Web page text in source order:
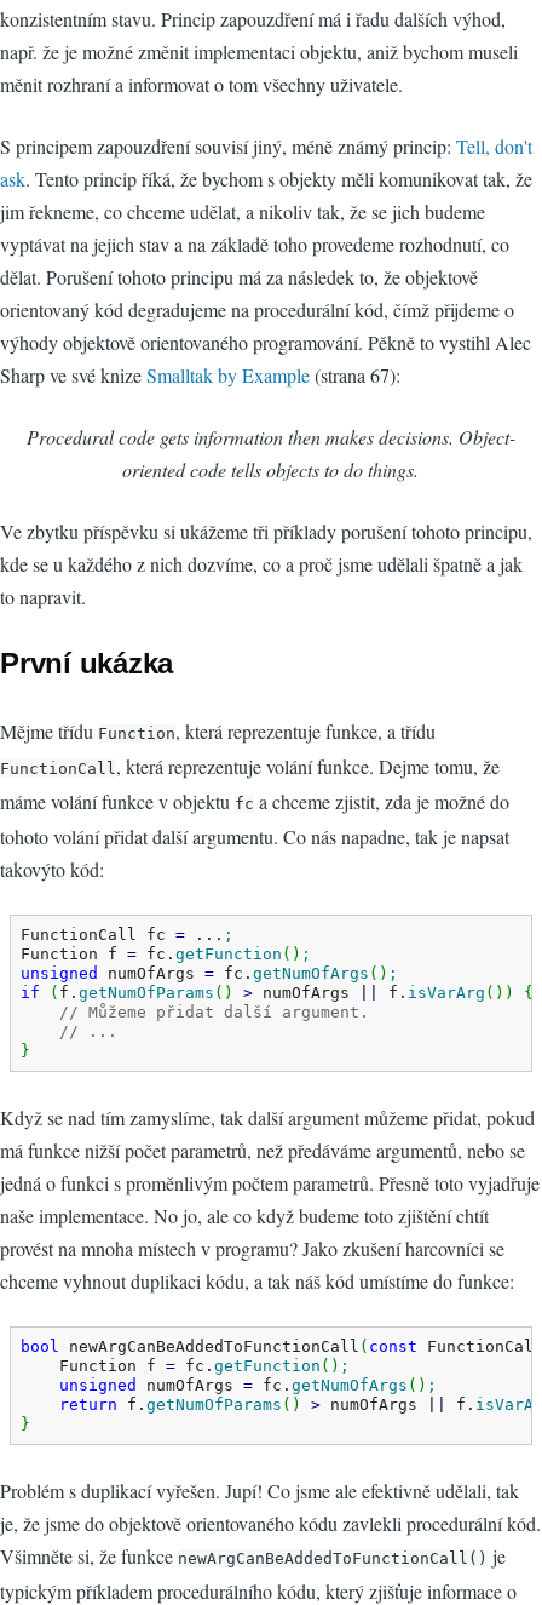
konzistentním stavu. Princip zapouzdření má i řadu dalších výhod,
např. že je možné změnit implementaci objektu, aniž bychom museli
měnit rozhraní a informovat o tom všechny uživatele.
S principem zapouzdření souvisí jiný, méně známý princip: Tell, don't
ask. Tento princip říká, že bychom s objekty měli komunikovat tak, že
jim řekneme, co chceme udělat, a nikoliv tak, že se jich budeme
vyptávat na jejich stav a na základě toho provedeme rozhodnutí, co
dělat. Porušení tohoto principu má za následek to, že objektově
orientovaný kód degradujeme na procedurální kód, čímž přijdeme o
výhody objektově orientovaného programování. Pěkně to vystihl Alec
Sharp ve své knizeSmalltak by Example(strana 67):
Procedural code gets information then makes decisions. Object-
oriented code tells objects to do things.
Ve zbytku příspěvku si ukážeme tři příklady porušení tohoto principu,
kde se u každého z nich dozvíme, co a proč jsme udělali špatně a jak
to napravit.
První ukázka
Mějme třídu Function, která reprezentuje funkce, a třídu
FunctionCall, která reprezentuje volání funkce. Dejme tomu, že
máme volání funkce v objektu fc a chceme zjistit, zda je možné do
tohoto volání přidat další argumentu. Co nás napadne, tak je napsat
takovýto kód:
FunctionCall fc = ... ;
Function f = fc. getFunction ( ) ;
unsigned
numOfArgs = fc. getNumOfArgs ( ) ;
if
( f. getNumOfParams ( ) > numOfArgs f. isVarArg ( ) )
{
// Můžeme přidat další argument.
// ...
}
Když se nad tím zamyslíme, tak další argument můžeme přidat, pokud
má funkce nižší počet parametrů, než předáváme argumentů, nebo se
jedná o funkci s proměnlivým počtem parametrů. Přesně toto vyjadřuje
naše implementace. No jo, ale co když budeme toto zjištění chtít
provést na mnoha místech v programu? Jako zkušení harcovníci se
chceme vyhnout duplikaci kódu, a tak náš kód umístíme do funkce:
bool newArgCanBeAddedToFunctionCall ( const
    Function f
= fc. getFunction ( ) ;
unsigned
numOfArgs = fc. getNumOfArgs ( ) ;
return f. getNumOfParams ( ) > numOfArgs f.
}
Problém s duplikací vyřešen. Jupí! Co jsme ale efektivně udělali, tak
je, že jsme do objektově orientovaného kódu zavlekli procedurální kód.
Všimněte si, že funkce newArgCanBeAddedToFunctionCall() je
typickým příkladem procedurálního kódu, který zjišťuje informace o